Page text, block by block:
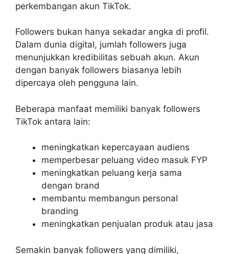
perkembangan akun TikTok.
Followers bukan hanya sekadar angka di profil.
Dalam dunia digital, jumlah followers juga
menunjukkan kredibilitas sebuah akun. Akun
dengan banyak followers biasanya lebih
dipercaya oleh pengguna lain.
Beberapa manfaat memiliki banyak followers
TikTok antara lain:
meningkatkan kepercayaan audiens
memperbesar peluang video masuk FYP
meningkatkan peluang kerja sama
dengan brand
membantu membangun personal
branding
meningkatkan penjualan produk atau jasa
Semakin banyak followers yang dimiliki,